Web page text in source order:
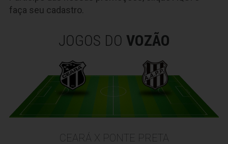
faça seu cadastro.
JOGOS DO VOZÃO
CEARÁ X PONTE PRETA